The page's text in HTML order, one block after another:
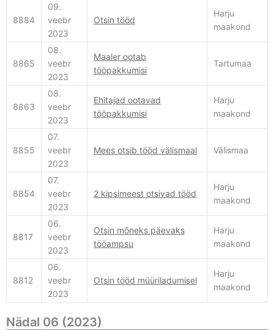
8884
09.
veebr
2023
Otsin tööd
Harju
maakond
8865
08.
veebr
2023
Maaler ootab
tööpakkumisi
Tartumaa
8863
08.
veebr
2023
Ehitajad ootavad
tööpakkumisi
Harju
maakond
8855
07.
veebr
2023
Mees otsib tööd välismaal Välismaa
8854
07.
veebr
2023
2 kipsimeest otsivad tööd
Harju
maakond
8817
06.
veebr
2023
Otsin mõneks päevaks
tööampsu
Harju
maakond
8812
06.
veebr
2023
Otsin tööd müüriladumisel
Harju
maakond
Nädal 06 (2023)